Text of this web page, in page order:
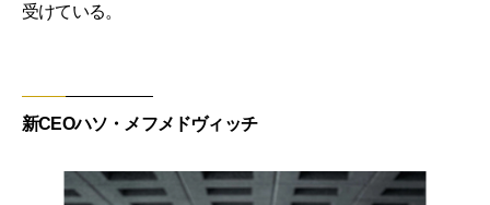
受けている。
新CEOハソ・メフメドヴィッチ